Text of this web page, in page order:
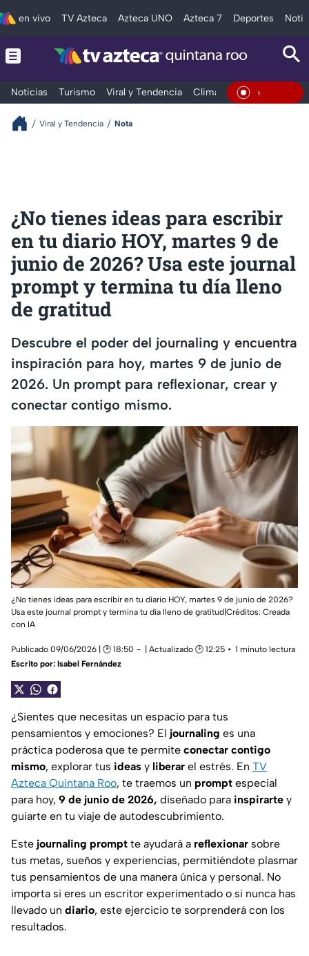
en vivo TV Azteca Azteca UNO Azteca 7 Deportes
Noticias Turismo Viral y Tendencia Clima Tráfico En Vivo
Viral y Tendencia Nota
¿No tienes ideas para escribir
en tu diario HOY, martes 9 de
junio de 2026? Usa este journal
prompt y termina tu día lleno
de gratitud
Descubre el poder del journaling y encuentra
inspiración para hoy, martes 9 de junio de
2026. Un prompt para reflexionar, crear y
conectar contigo mismo.
¿No tienes ideas para escribir en tu diario HOY, martes 9 de junio de 2026?
Usa este journal prompt y termina tu día lleno de gratitud|Créditos: Creada
con IA
Publicado 09/06/2026 | 🕑 18:50 | Actualizado 🕑 12:25
1 minuto lectura
Escrito por: Isabel Fernández
¿Sientes que necesitas un espacio para tus
pensamientos y emociones? El journaling es una
práctica poderosa que te permite conectar contigo
mismo, explorar tus ideas y liberar el estrés. En TV
Azteca Quintana Roo, te traemos un prompt especial
para hoy, 9 de junio de 2026, diseñado para inspirarte y
guiarte en tu viaje de autodescubrimiento.
Este journaling prompt te ayudará a reflexionar sobre
tus metas, sueños y experiencias, permitiéndote plasmar
tus pensamientos de una manera única y personal. No
importa si eres un escritor experimentado o si nunca has
llevado un diario, este ejercicio te sorprenderá con los
resultados.